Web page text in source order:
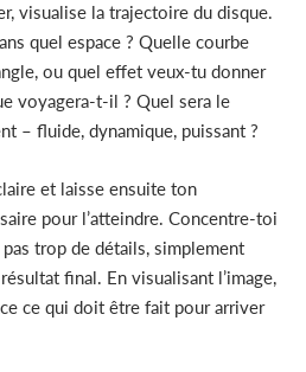
visualise la trajectoire du disque.
quel espace ? Quelle courbe
ou quel effet veux-tu donner
voyagera-t-il ? Quel sera le
– fluide, dynamique, puissant ?
et laisse ensuite ton
pour l’atteindre. Concentre-toi
trop de détails, simplement
final. En visualisant l’image,
ce qui doit être fait pour arriver